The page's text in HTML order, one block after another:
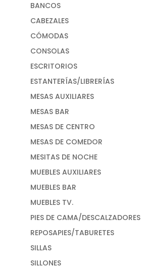
BANCOS
CABEZALES
CÓMODAS
CONSOLAS
ESCRITORIOS
ESTANTERÍAS/LIBRERÍAS
MESAS AUXILIARES
MESAS BAR
MESAS DE CENTRO
MESAS DE COMEDOR
MESITAS DE NOCHE
MUEBLES AUXILIARES
MUEBLES BAR
MUEBLES TV.
PIES DE CAMA/DESCALZADORES
REPOSAPIES/TABURETES
SILLAS
SILLONES